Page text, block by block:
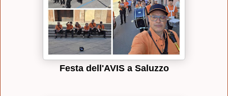
Festa dell'AVIS a Saluzzo